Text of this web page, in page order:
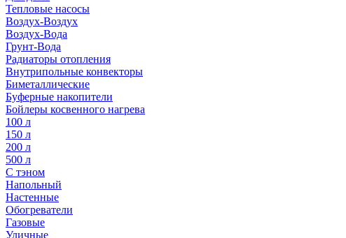
Тепловые насосы
Воздух-Воздух
Воздух-Вода
Грунт-Вода
Радиаторы отопления
Внутрипольные конвекторы
Биметаллические
Буферные накопители
Бойлеры косвенного нагрева
100 л
150 л
200 л
500 л
С тэном
Напольный
Настенные
Обогреватели
Газовые
Уличные